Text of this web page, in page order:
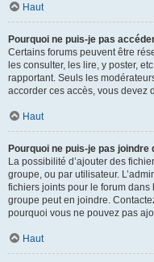
Haut
Pourquoi ne puis-je pas
Certains forums peuvent être
les consulter, les lire, y poster,
rapportant. Seuls les
accorder ces accès, vous devez
Haut
Pourquoi ne puis-je pas
La possibilité d’ajouter des
groupe, ou par utilisateur.
fichiers joints pour le forum
groupe peut en joindre.
pourquoi vous ne pouvez pas
Haut